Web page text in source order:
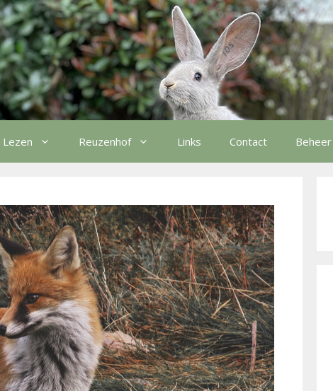
Lezen Reuzenhof Links Contact Beheer